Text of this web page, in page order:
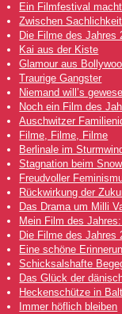
Ein Filmfestival
Zwischen
Die Filme des Jahres
Kai aus der Kiste
Glamour aus
Traurige Gangster
Niemand will’s
Noch ein Film des
Auschwitzer
Filme, Filme, Filme
Berlinale im
Stagnation beim
Freudvoller
Rückwirkung der
Das Drama um Milli
Mein Film des
Die Filme des Jahres
Eine schöne
Schicksalshafte
Das Glück der
Heckenschütze in
Immer höflich bleiben